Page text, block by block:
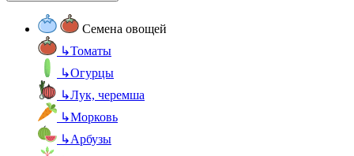
Семена овощей
↳Томаты
↳Огурцы
↳Лук, черемша
↳Морковь
↳Арбузы